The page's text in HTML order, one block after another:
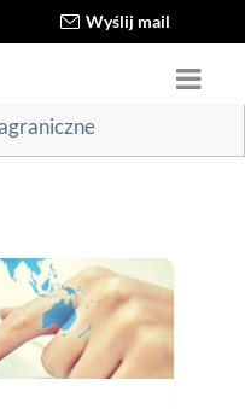
Wyślij mail